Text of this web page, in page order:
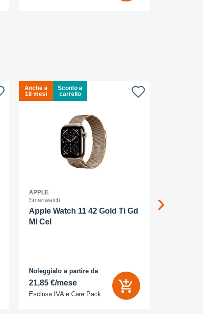
Anche a
18 mesi
Sconto a
carrello
APPLE
Smartwatch
Apple Watch 11 42 Gold Ti Gd
Ml Cel
Noleggialo a partire da
21,85 €/mese
Esclusa IVA e Care Pack